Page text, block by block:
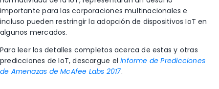
importante para las corporaciones multinacionales e
incluso pueden restringir la adopción de dispositivos IoT en
algunos mercados.
Para leer los detalles completos acerca de estas y otras
predicciones de IoT, descargue elinforme de Predicciones
de Amenazas de McAfee Labs 2017.